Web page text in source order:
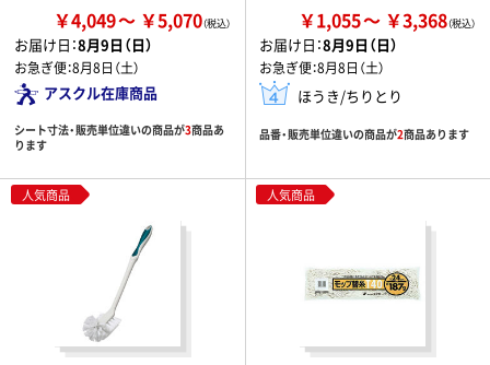
￥4,049 ￥5,070
お届け日：8月9日（日）
お急ぎ便：8月8日（土）
アスクル在庫商品
シート寸法・販売単位違いの商品が3商品あ
ります
￥1,055 ￥3,368
お届け日：8月9日（日）
お急ぎ便：8月8日（土）
ほうき/ちりとり
品番・販売単位違いの商品が2商品あります
人気商品 人気商品